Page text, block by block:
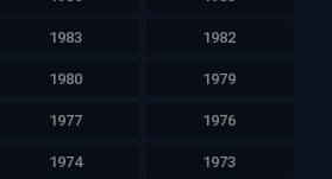
1983 1982
1980 1979
1977 1976
1974 1973